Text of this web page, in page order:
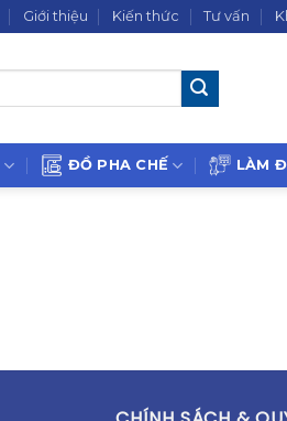
Giới thiệu Kiến thức Tư vấn
ĐỒ PHA CHẾ LÀM